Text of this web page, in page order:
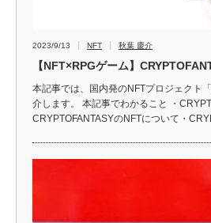
2023/9/13 NFT 秋葉 慶介
【NFT×RPGゲーム】
本記事では、国内発のNFTプロジェクト
介します。 本記事でわかること ・
CRYPTOFANTASYのNFTについて・